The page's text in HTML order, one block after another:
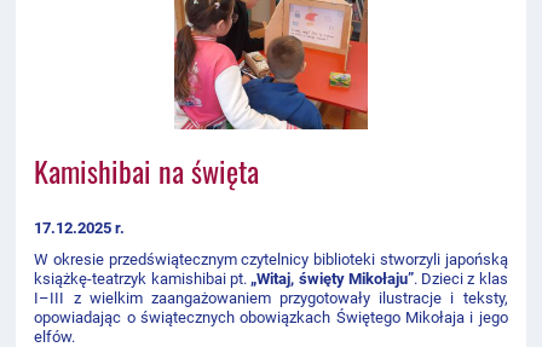
Kamishibai na święta
17.12.2025 r.
W okresie przedświątecznym czytelnicy biblioteki stworzyli japońską
książkę-teatrzyk kamishibai pt. „Witaj, święty Mikołaju”. Dzieci z klas
I–III z wielkim zaangażowaniem przygotowały ilustracje i teksty,
opowiadając o świątecznych obowiązkach Świętego Mikołaja i jego
elfów.